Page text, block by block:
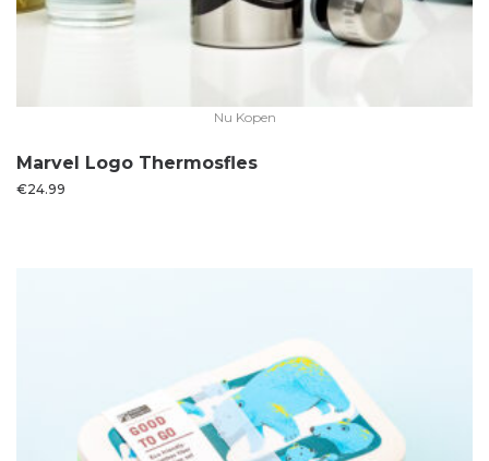
Nu Kopen
Marvel Logo Thermosfles
€24.99